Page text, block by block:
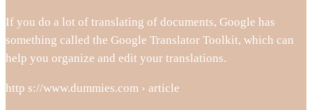
If you do a lot of translating of documents, Google has
something called the Google Translator Toolkit, which can
help you organize and edit your translations.
http s://www.dummies.com › article